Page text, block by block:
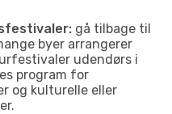
gå tilbage til
byer arrangerer
udendørs i
program for
og kulturelle eller